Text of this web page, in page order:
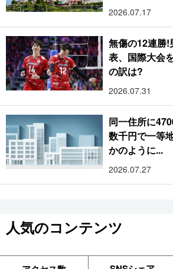
2026.07.17
無傷の12連勝!
表、国際大会
の訳は?
2026.07.31
同一住所に
数千円で一等
かのように...
2026.07.27
人気のコンテンツ